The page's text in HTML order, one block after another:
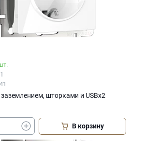
заземлением, шторками и USBх2
В корзину